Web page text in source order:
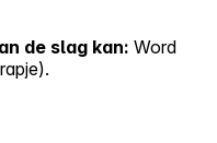
de slag kan: Word